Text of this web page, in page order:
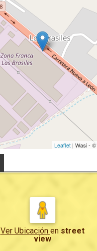
Leaflet | Wasi - ©
Ver Ubicación en street
view